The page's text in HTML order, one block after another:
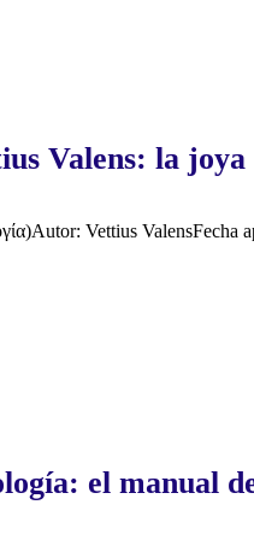
Valens: la
Vettius ValensFecha
el manual